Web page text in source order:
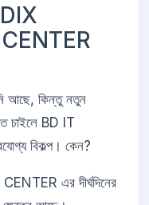
আছে, কিন্তু নতুন
চাইলে BD IT
বিকল্প। কেন?
এর দীর্ঘদিনের